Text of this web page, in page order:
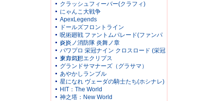
クラッシュフィーバー(クラフィ)
にゃんこ大戦争
ApexLegends
ドールズフロントライン
呪術廻戦 ファントムパレード(ファンパ
レ)
炎炎ノ消防隊 炎舞ノ章
パワプロ 栄冠ナイン クロスロード (栄冠
クロス)
東方幻想エクリプス
グランドサマナーズ（グラサマ）
あやかしランブル
星になれ ヴェーダの騎士たち(ホシナレ)
HIT：The World
神之塔：New World